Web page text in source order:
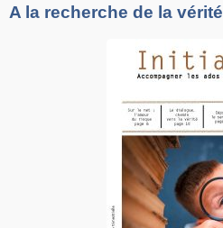
A la recherche de la vérité